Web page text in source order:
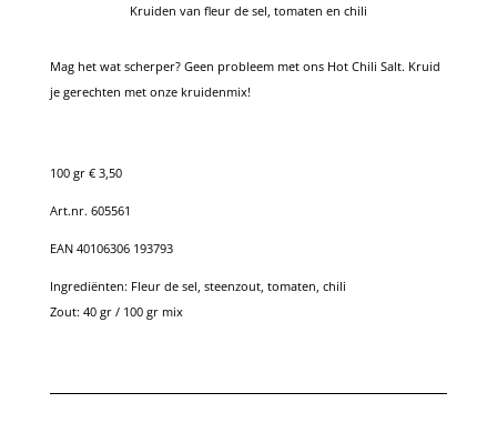
Kruiden van fleur de sel, tomaten en chili
Mag het wat scherper? Geen probleem met ons Hot Chili Salt. Kruid
je gerechten met onze kruidenmix!
100 gr € 3,50
Art.nr. 605561
EAN 40106306 193793
Ingrediënten: Fleur de sel, steenzout, tomaten, chili
Zout: 40 gr / 100 gr mix